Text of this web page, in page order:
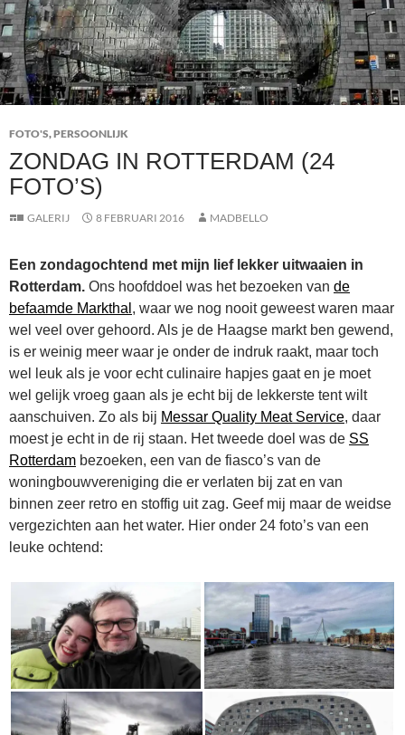
FOTO'S,PERSOONLIJK
ZONDAG IN ROTTERDAM (24
FOTO’S)
GALERIJ 8 FEBRUARI 2016 MADBELLO
Een zondagochtend met mijn lief lekker uitwaaien in
Rotterdam. Ons hoofddoel was het bezoeken van de
befaamde Markthal , waar we nog nooit geweest waren maar
wel veel over gehoord. Als je de Haagse markt ben gewend,
is er weinig meer waar je onder de indruk raakt, maar toch
wel leuk als je voor echt culinaire hapjes gaat en je moet
wel gelijk vroeg gaan als je echt bij de lekkerste tent wilt
aanschuiven. Zo als bij Messar Quality Meat Service, daar
moest je echt in de rij staan. Het tweede doel was de SS
Rotterdam bezoeken, een van de fiasco’s van de
woningbouwvereniging die er verlaten bij zat en van
binnen zeer retro en stoffig uit zag. Geef mij maar de weidse
vergezichten aan het water. Hier onder 24 foto’s van een
leuke ochtend: